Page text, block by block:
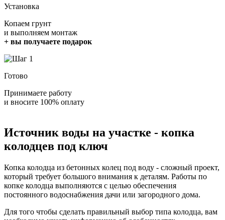
Установка
Копаем грунт
и выполняем монтаж
+ вы получаете подарок
Готово
Принимаете работу
и вносите 100% оплату
Источник воды на участке - копка
колодцев под ключ
Копка колодца из бетонных колец под воду - сложный проект,
который требует большого внимания к деталям. Работы по
копке колодца выполняются с целью обеспечения
постоянного водоснабжения дачи или загородного дома.
Для того чтобы сделать правильный выбор типа колодца, вам